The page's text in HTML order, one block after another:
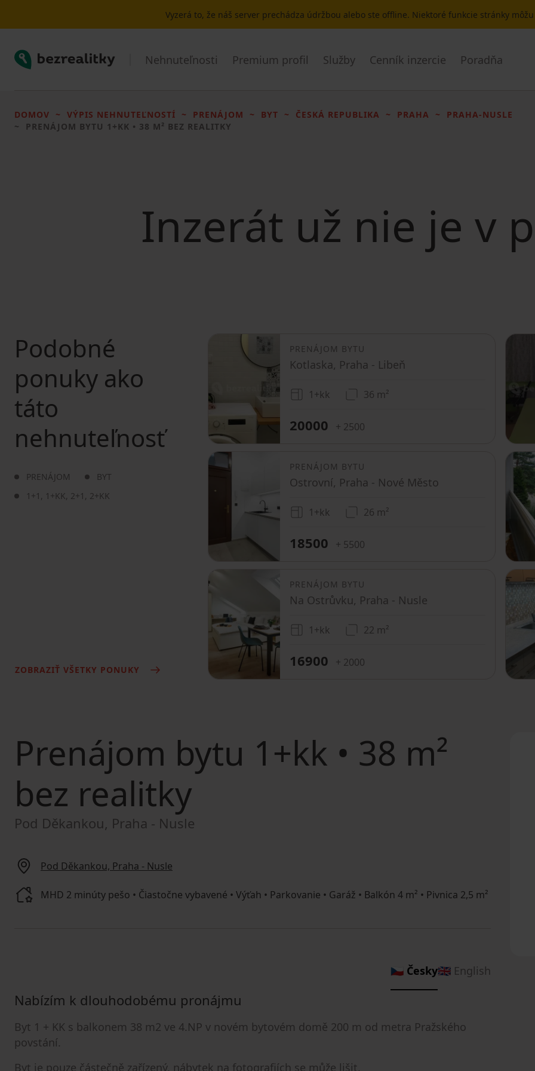
Vyzerá to, že náš server prechádza údržbou alebo ste offline. Niektoré funkcie stránky
Bezrealitky Nehnuteľnosti Premium profil Služby Cenník inzercie Poradňa
DOMOV VÝPIS NEHNUTEĽNOSTÍ PRENÁJOM BYT ČESKÁ REPUBLIKA PRAHA
PRAHA-NUSLE
PRENÁJOM BYTU 1+KK • 38 M² BEZ REALITKY
Inzerát už nie je v
Podobné
ponuky ako
táto
nehnuteľnosť
PRENÁJOM
BYT
1+1 , 1+KK, 2+1 , 2+KK
ZOBRAZIŤ VŠETKY PONUKY
PRENÁJOM BYTU
Kotlaska, Praha - Libeň
1+kk 36 m²
20000 + 2500
PRENÁJOM BYTU
Ostrovní, Praha - Nové Město
1+kk 26 m²
18500 + 5500
PRENÁJOM BYTU
Na Ostrůvku, Praha - Nusle
1+kk 22 m²
16900 + 2000
Prenájom bytu 1+kk • 38 m²
bez realitky
Pod Děkankou, Praha - Nusle
Pod Děkankou, Praha - Nusle
MHD 2 minúty pešo • Čiastočne vybavené • Výťah • Parkovanie • Garáž • Balkón 4 m² • Pivnica 2,5 m²
🇨🇿 Česky🇬🇧 English
Nabízím k dlouhodobému pronájmu
Byt 1 + KK s balkonem 38 m2 ve 4.NP v novém bytovém domě 200 m od metra Pražského
povstání.
Byt je pouze částečně zařízený, nábytek na fotografiích se může lišit.